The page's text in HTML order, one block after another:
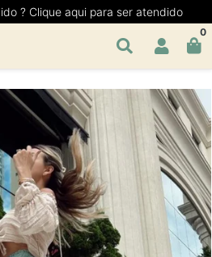
? Clique aqui para ser atendido
0